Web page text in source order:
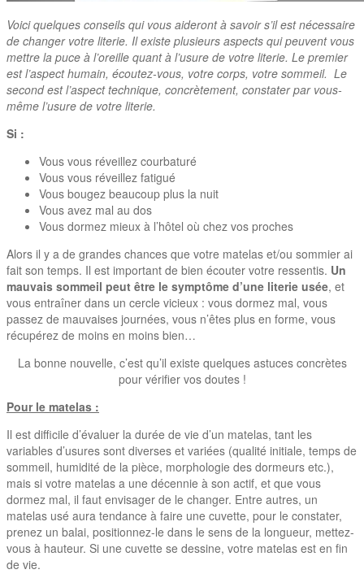
Voici quelques conseils qui vous aideront à savoir s’il est nécessaire
de changer votre literie. Il existe plusieurs aspects qui peuvent vous
mettre la puce à l’oreille quant à l’usure de votre literie. Le premier
est l’aspect humain, écoutez-vous, votre corps, votre sommeil. Le
second est l’aspect technique, concrètement, constater par vous-
même l’usure de votre literie.
Si :
Vous vous réveillez courbaturé
Vous vous réveillez fatigué
Vous bougez beaucoup plus la nuit
Vous avez mal au dos
Vous dormez mieux à l’hôtel où chez vos proches
Alors il y a de grandes chances que votre matelas et/ou sommier ai
fait son temps. Il est important de bien écouter votre ressentis. Un
mauvais sommeil peut être le symptôme d’une literie usée, et
vous entraîner dans un cercle vicieux : vous dormez mal, vous
passez de mauvaises journées, vous n’êtes plus en forme, vous
récupérez de moins en moins bien…
La bonne nouvelle, c’est qu’il existe quelques astuces concrètes
pour vérifier vos doutes !
Pour le matelas :
Il est difficile d’évaluer la durée de vie d’un matelas, tant les
variables d’usures sont diverses et variées (qualité initiale, temps de
sommeil, humidité de la pièce, morphologie des dormeurs etc.),
mais si votre matelas a une décennie à son actif, et que vous
dormez mal, il faut envisager de le changer. Entre autres, un
matelas usé aura tendance à faire une cuvette, pour le constater,
prenez un balai, positionnez-le dans le sens de la longueur, mettez-
vous à hauteur. Si une cuvette se dessine, votre matelas est en fin
de vie.